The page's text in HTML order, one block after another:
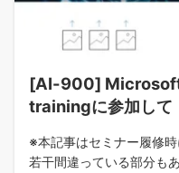
[AI-900]
trainingに参加して
※本記事はセミナー履修時
若干間違っている部分も